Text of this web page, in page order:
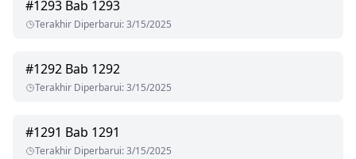
#1293 Bab 1293
Terakhir Diperbarui:3/15/2025
#1292 Bab 1292
Terakhir Diperbarui:3/15/2025
#1291 Bab 1291
Terakhir Diperbarui:3/15/2025